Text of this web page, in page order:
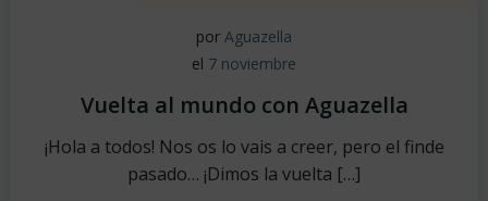
por Aguazella
el 7 noviembre
Vuelta al mundo con Aguazella
¡Hola a todos! Nos os lo vais a creer, pero el finde
pasado… ¡Dimos la vuelta […]